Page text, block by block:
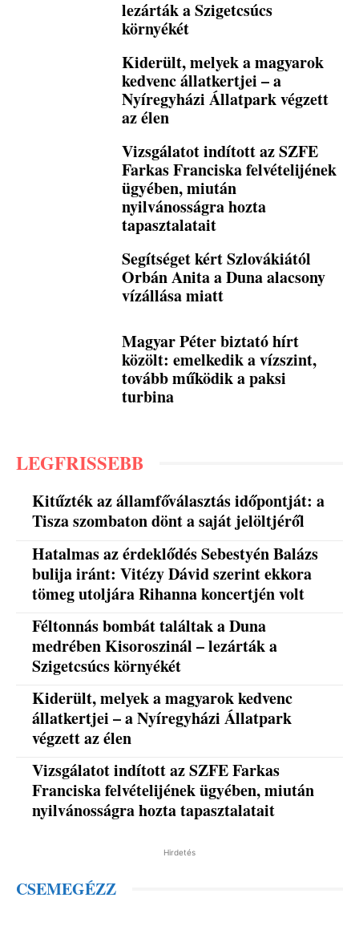
lezárták a Szigetcsúcs
környékét
Kiderült, melyek a magyarok
kedvenc állatkertjei – a
Nyíregyházi Állatpark végzett
az élen
Vizsgálatot indított az SZFE
Farkas Franciska felvételijének
ügyében, miután
nyilvánosságra hozta
tapasztalatait
Segítséget kért Szlovákiától
Orbán Anita a Duna alacsony
vízállása miatt
Magyar Péter biztató hírt
közölt: emelkedik a vízszint,
tovább működik a paksi
turbina
LEGFRISSEBB
Kitűzték az államfőválasztás időpontját: a
Tisza szombaton dönt a saját jelöltjéről
Hatalmas az érdeklődés Sebestyén Balázs
bulija iránt: Vitézy Dávid szerint ekkora
tömeg utoljára Rihanna koncertjén volt
Féltonnás bombát találtak a Duna
medrében Kisoroszinál – lezárták a
Szigetcsúcs környékét
Kiderült, melyek a magyarok kedvenc
állatkertjei – a Nyíregyházi Állatpark
végzett az élen
Vizsgálatot indított az SZFE Farkas
Franciska felvételijének ügyében, miután
nyilvánosságra hozta tapasztalatait
Hirdetés
CSEMEGÉZZ